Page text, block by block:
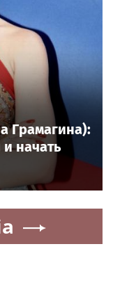
Грамагина):
и начать